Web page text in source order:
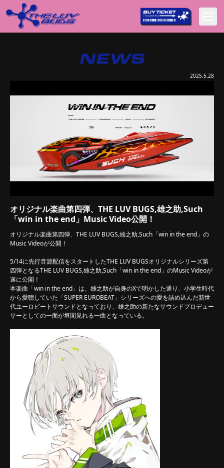
NEWS
2025.5.28
オリジナル楽曲第四弾、THE LUV BUGS,雄之助,Such
「win in the end」Music Video公開！
オリジナル楽曲第四弾、THE LUV BUGS,雄之助,Such「win in the end」の
Music Videoが公開！
5/14に先行音源配信をスタートしたTHE LUV BUGSオリジナルシリーズ第
四弾となるTHE LUV BUGS,雄之助,Such「win in the end」のMusic Videoが
遂に公開！
本楽曲「win in the end」は、雄之助が自身のXで明かした通り、小学生時代
から愛聴していた「SUPER EUROBEAT」シリーズへの愛を詰め込んだ新世
代ユーロビートサウンドとなっており、雄之助の新たなサウンドプロデュー
サーとしての一面が垣間見れる一曲となっている。